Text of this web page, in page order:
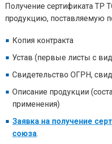
Получение сертификата ТР
продукцию, поставляемую
Копия контракта
Устав (первые листы с
Свидетельство ОГРН,
Описание продукции
применения)
Заявка на получение
союза.